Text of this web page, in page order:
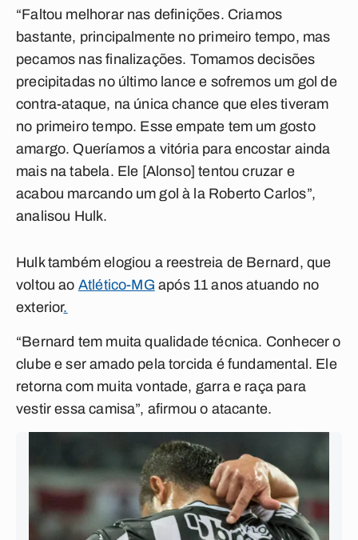
“Faltou melhorar nas definições. Criamos
bastante, principalmente no primeiro tempo, mas
pecamos nas finalizações. Tomamos decisões
precipitadas no último lance e sofremos um gol de
contra-ataque, na única chance que eles tiveram
no primeiro tempo. Esse empate tem um gosto
amargo. Queríamos a vitória para encostar ainda
mais na tabela. Ele [Alonso] tentou cruzar e
acabou marcando um gol à la Roberto Carlos”,
analisou Hulk.
Hulk também elogiou a reestreia de Bernard, que
voltou ao Atlético-MG após 11 anos atuando no
exterior.
“Bernard tem muita qualidade técnica. Conhecer o
clube e ser amado pela torcida é fundamental. Ele
retorna com muita vontade, garra e raça para
vestir essa camisa”, afirmou o atacante.